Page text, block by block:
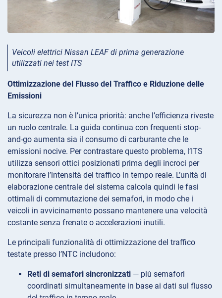
Veicoli elettrici Nissan LEAF di prima generazione
utilizzati nei test ITS
Ottimizzazione del Flusso del Traffico e Riduzione delle
Emissioni
La sicurezza non è l’unica priorità: anche l’efficienza riveste
un ruolo centrale. La guida continua con frequenti stop-
and-go aumenta sia il consumo di carburante che le
emissioni nocive. Per contrastare questo problema, l’ITS
utilizza sensori ottici posizionati prima degli incroci per
monitorare l’intensità del traffico in tempo reale. L’unità di
elaborazione centrale del sistema calcola quindi le fasi
ottimali di commutazione dei semafori, in modo che i
veicoli in avvicinamento possano mantenere una velocità
costante senza frenate o accelerazioni inutili.
Le principali funzionalità di ottimizzazione del traffico
testate presso l’NTC includono:
Reti di semafori sincronizzati — più semafori
coordinati simultaneamente in base ai dati sul flusso